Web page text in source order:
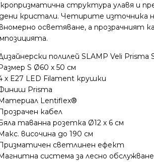
структура улавя и
кристали. Четирите източника
осветяване, а прозрачният
полилей SLAMP Veli Prisma
S Ø60 х 50 см
х E27 LED Filament крушки
Prisma
Lentiflex®
кабел
таванна розетка Ø12 х 6 см
височина до 190 см
светлинен ефект
система за лесно обслужване